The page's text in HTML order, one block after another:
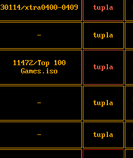
30114/xtra0400-0409 tupla
- tupla
11472/Top 100
Games.iso
tupla
- tupla
- tupla